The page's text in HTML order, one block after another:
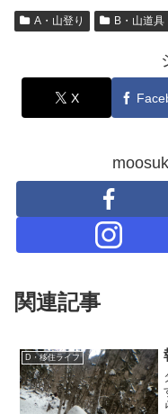
A・山登り B・山道具
X
関連記事
D・移住ライフ